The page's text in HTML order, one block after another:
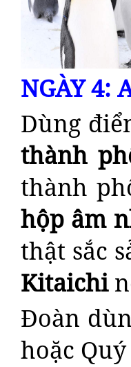
NGÀY 4:
Dùng
thành
thành
hộp âm
thật sắc
Kitaichi
Đoàn
hoặc